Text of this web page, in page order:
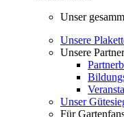
Unser
Unsere
Unsere
Unser
Für